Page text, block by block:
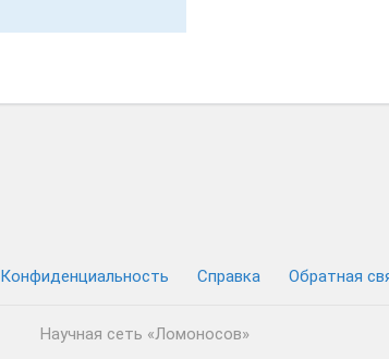
Конфиденциальность Cправка Обратная
Научная сеть «Ломоносов»